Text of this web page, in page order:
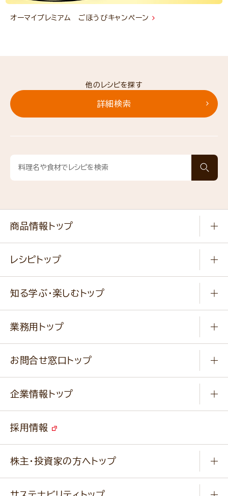
オーマイプレミアム ごほうびキャンペーン
他のレシピを探す
詳細検索
商品情報トップ
健康食品・他
新商品・リニューアル商品
通販サイト一覧
レシピトップ
作り方動画
みなさまのレシピはこちら
知る学ぶ・楽しむトップ
ふっくらパンをつくりましょう
キャンペーン
業務用トップ
ニップンの アマニ 業務用サイト
ベジカフェブランドサイト
お問合せ窓口トップ
改善事例
業務用商品のお問合せ
企業情報トップ
事業紹介
経営理念・経営方針・行動規範・行動指針
採用情報
株主・投資家の方へトップ